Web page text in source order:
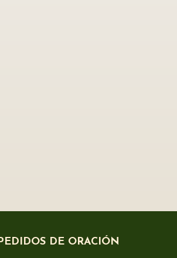
DE ORACIÓN